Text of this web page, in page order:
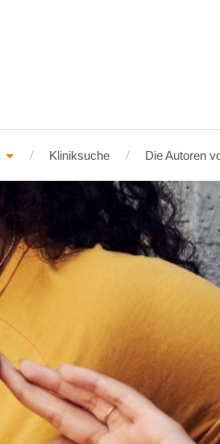
Kliniksuche Die Autoren